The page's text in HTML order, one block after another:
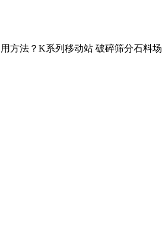
方法？K系列移动站 破碎筛分石料